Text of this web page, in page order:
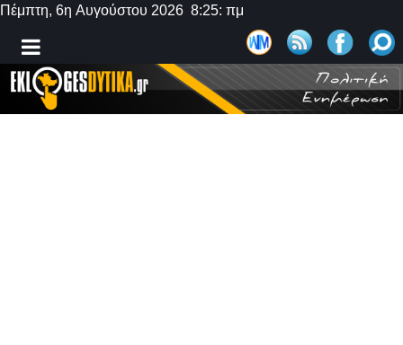
Πέμπτη, 6η Αυγούστου 2026 8:25: πμ